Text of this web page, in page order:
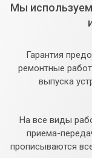
Мы
Гарантия
ремонтные
выпуска
На все виды
приема-
прописываются